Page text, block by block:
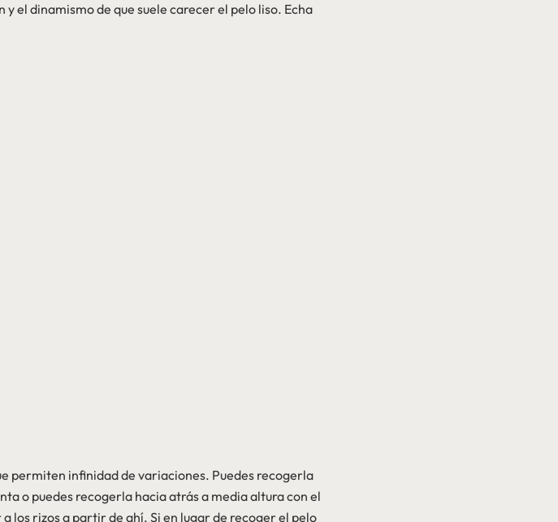
el dinamismo de que suele carecer el pelo liso. Echa
permiten infinidad de variaciones. Puedes recogerla
o puedes recogerla hacia atrás a media altura con el
los rizos a partir de ahí. Si en lugar de recoger el pelo